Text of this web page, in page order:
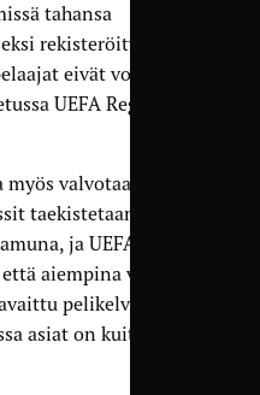
tahansa
rekisteröitynä
eivät voi pelata
UEFA Regions’
valvotaan
taekistetaan
ja UEFAn
aiempina vuosina
pelikelvottomia
asiat on kuitenkin